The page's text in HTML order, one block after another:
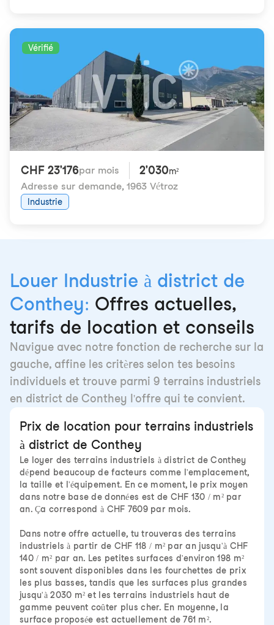
Vérifié
CHF 23'176par mois 2'030m²
Adresse sur demande, 1963 Vétroz
Industrie
Louer Industrie à district de
Conthey: Offres actuelles,
tarifs de location et conseils
Navigue avec notre fonction de recherche sur la
gauche, affine les critères selon tes besoins
individuels et trouve parmi 9 terrains industriels
en district de Conthey l'offre qui te convient.
Prix de location pour terrains industriels
à district de Conthey
Le loyer des terrains industriels à district de Conthey
dépend beaucoup de facteurs comme l'emplacement,
la taille et l'équipement. En ce moment, le prix moyen
dans notre base de données est de CHF 130 / m² par
an. Ça correspond à CHF 7609 par mois.
Dans notre offre actuelle, tu trouveras des terrains
industriels à partir de CHF 118 / m² par an jusqu'à CHF
140 / m² par an. Les petites surfaces d'environ 198 m²
sont souvent disponibles dans les fourchettes de prix
les plus basses, tandis que les surfaces plus grandes
jusqu'à 2030 m² et les terrains industriels haut de
gamme peuvent coûter plus cher. En moyenne, la
surface proposée est actuellement de 761 m².